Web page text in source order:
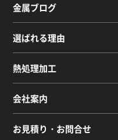
金属ブログ
選ばれる理由
熱処理加工
会社案内
お見積り・お問合せ